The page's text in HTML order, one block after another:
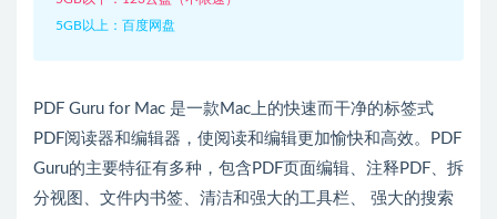
5GB以上：百度网盘
PDF Guru for Mac 是一款Mac上的快速而干净的标签式
PDF阅读器和编辑器，使阅读和编辑更加愉快和高效。PDF
Guru的主要特征有多种，包含PDF页面编辑、注释PDF、拆
分视图、文件内书签、清洁和强大的工具栏、 强大的搜索